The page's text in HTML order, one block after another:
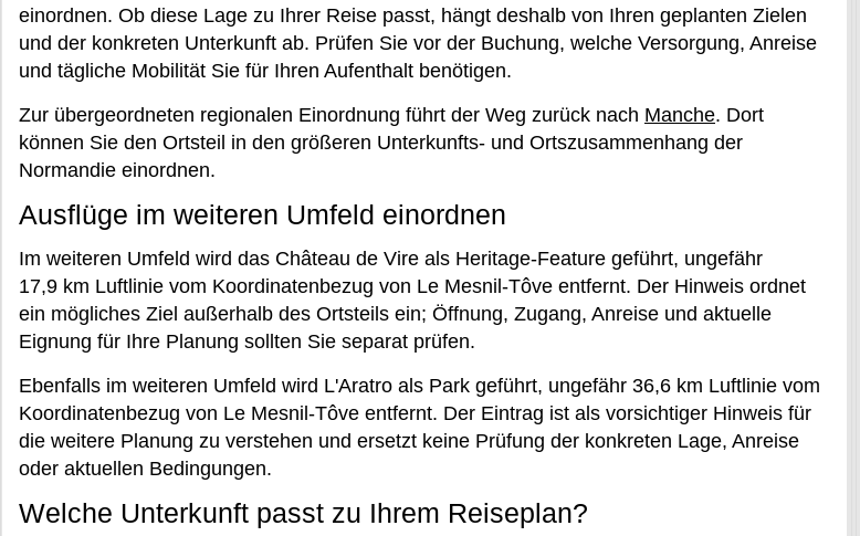
einordnen. Ob diese Lage zu Ihrer Reise passt, hängt deshalb von Ihren geplanten Zielen
und der konkreten Unterkunft ab. Prüfen Sie vor der Buchung, welche Versorgung, Anreise
und tägliche Mobilität Sie für Ihren Aufenthalt benötigen.
Zur übergeordneten regionalen Einordnung führt der Weg zurück nach Manche. Dort
können Sie den Ortsteil in den größeren Unterkunfts- und Ortszusammenhang der
Normandie einordnen.
Ausflüge im weiteren Umfeld einordnen
Im weiteren Umfeld wird das Château de Vire als Heritage-Feature geführt, ungefähr
17,9 km Luftlinie vom Koordinatenbezug von Le Mesnil-Tôve entfernt. Der Hinweis ordnet
ein mögliches Ziel außerhalb des Ortsteils ein; Öffnung, Zugang, Anreise und aktuelle
Eignung für Ihre Planung sollten Sie separat prüfen.
Ebenfalls im weiteren Umfeld wird L'Aratro als Park geführt, ungefähr 36,6 km Luftlinie vom
Koordinatenbezug von Le Mesnil-Tôve entfernt. Der Eintrag ist als vorsichtiger Hinweis für
die weitere Planung zu verstehen und ersetzt keine Prüfung der konkreten Lage, Anreise
oder aktuellen Bedingungen.
Welche Unterkunft passt zu Ihrem Reiseplan?